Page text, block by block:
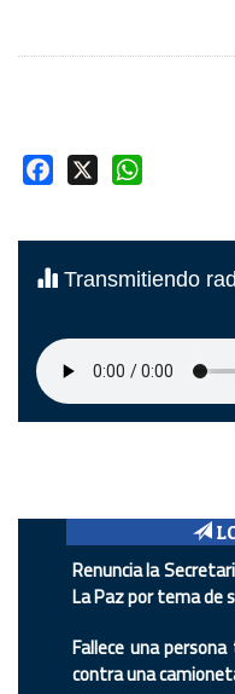
Facebook
Transmitiendo
Renuncia la
La Paz por tema de
Fallece una
contra una